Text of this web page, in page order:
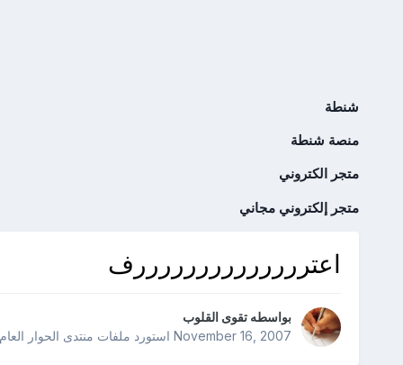
شنطة
منصة شنطة
متجر الكتروني
متجر إلكتروني مجاني
اعتررررررررررررررف
بواسطه تقوى القلوب
November 16, 2007استورد ملفات منتدى الحوار العام